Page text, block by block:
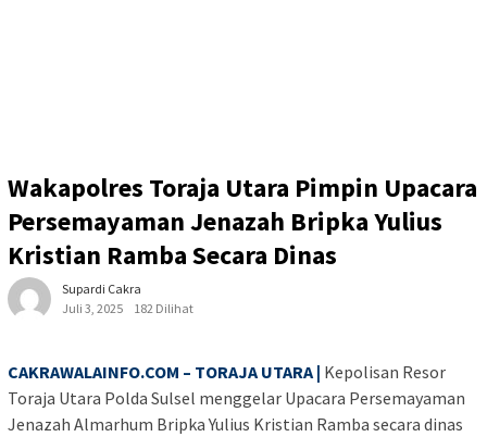
Wakapolres Toraja Utara Pimpin Upacara
Persemayaman Jenazah Bripka Yulius
Kristian Ramba Secara Dinas
Supardi Cakra
Juli 3, 2025
182 Dilihat
CAKRAWALAINFO.COM – TORAJA UTARA | Kepolisan Resor
Toraja Utara Polda Sulsel menggelar Upacara Persemayaman
Jenazah Almarhum Bripka Yulius Kristian Ramba secara dinas